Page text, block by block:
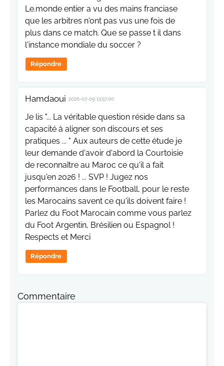
Le.monde entier a vu des mains franciase
que les arbitres n'ont pas vus une fois de
plus dans ce match. Que se passe t il dans
l'instance mondiale du soccer ?
Répondre
Hamdaoui 2026-07-09 13:57:00
Je lis "... La véritable question réside dans sa
capacité à aligner son discours et ses
pratiques ... " Aux auteurs de cette étude je
leur demande d'avoir d'abord la Courtoisie
de reconnaître au Maroc ce qu'il a fait
jusqu'en 2026 ! ... SVP ! Jugez nos
performances dans le Football, pour le reste
les Marocains savent ce qu'ils doivent faire !
Parlez du Foot Marocain comme vous parlez
du Foot Argentin, Brésilien ou Espagnol !
Respects et Merci
Répondre
Commentaire